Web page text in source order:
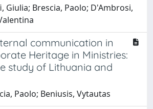
Giulia; Brescia, Paolo; D'Ambrosi,
communication in
Heritage in Ministries:
study of Lithuania and
Paolo; Beniusis, Vytautas